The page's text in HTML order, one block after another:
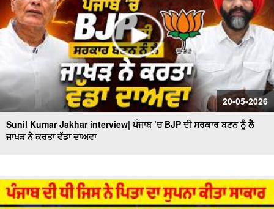
20-05-2026
Sunil Kumar Jakhar interview| ਪੰਜਾਬ ’ਚ BJP ਦੀ ਸਰਕਾਰ ਬਣਨ ਨੂੰ ਲੈ
ਜਾਖੜ ਨੇ ਕਰਤਾ ਵੱਡਾ ਦਾਅਵਾ